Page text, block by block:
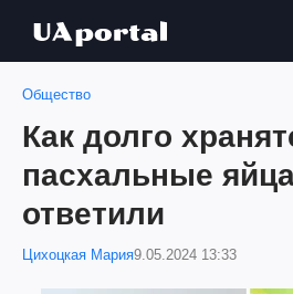
Общество
Как долго
пасхальные
ответили
Цихоцкая Мария9.05.2024 13:33